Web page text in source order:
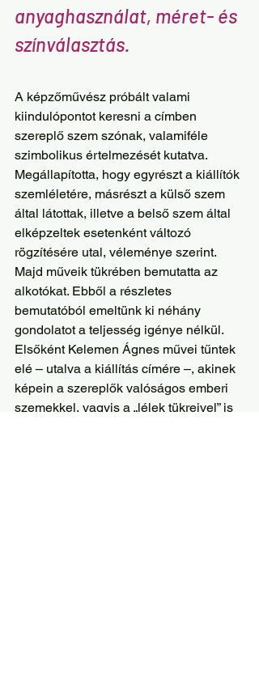
anyaghasználat, méret- és
színválasztás.
A képzőművész próbált valami
kiindulópontot keresni a címben
szereplő szem szónak, valamiféle
szimbolikus értelmezését kutatva.
Megállapította, hogy egyrészt a kiállítók
szemléletére, másrészt a külső szem
által látottak, illetve a belső szem által
elképzeltek esetenként változó
rögzítésére utal, véleménye szerint.
Majd műveik tükrében bemutatta az
alkotókat. Ebből a részletes
bemutatóból emeltünk ki néhány
gondolatot a teljesség igénye nélkül.
Elsőként Kelemen Ágnes művei tűntek
elé – utalva a kiállítás címére –, akinek
képein a szereplők valóságos emberi
szemekkel, vagyis a „lélek tükreivel” is